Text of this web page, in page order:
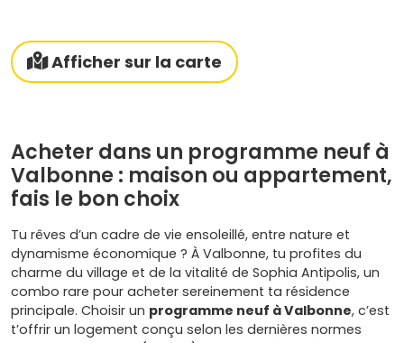
Afficher sur la carte
Acheter dans un programme neuf à
Valbonne : maison ou appartement,
fais le bon choix
Tu rêves d’un cadre de vie ensoleillé, entre nature et
dynamisme économique ? À Valbonne, tu profites du
charme du village et de la vitalité de Sophia Antipolis, un
combo rare pour acheter sereinement ta résidence
principale. Choisir un programme neuf à Valbonne, c’est
t’offrir un logement conçu selon les dernières normes